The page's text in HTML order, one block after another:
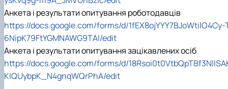
Анкета і результати опитування роботодавців
https://docs.google.com/forms/d/1fEX8ojYYY7BJoWtilO4Cy-
6NipK79FtYGMNAWG9TAI/edit
Анкета і результати опитування зацікавлених осіб
https://docs.google.com/forms/d/
KlQUybpK_N4gnqWQrPhA/edit